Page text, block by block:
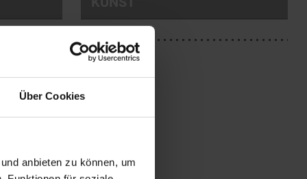
Über Cookies
anbieten zu können, um
aus einer
komponierte, seinen